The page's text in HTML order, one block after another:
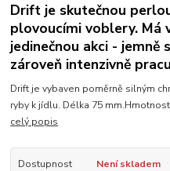
Drift je skutečnou
plovoucími voblery. Má
jedinečnou akci - jemně
zároveň intenzivně
Drift je vybaven poměrně silným
ryby k jídlu. Délka 75
celý popis
Dostupnost Není skladem